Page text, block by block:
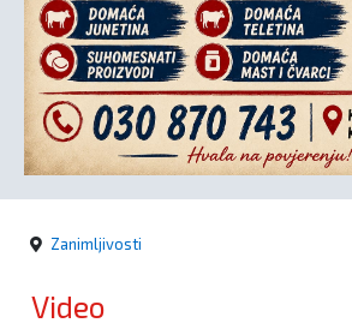
Crna
kronika
Politika
Zanimljivosti
Video